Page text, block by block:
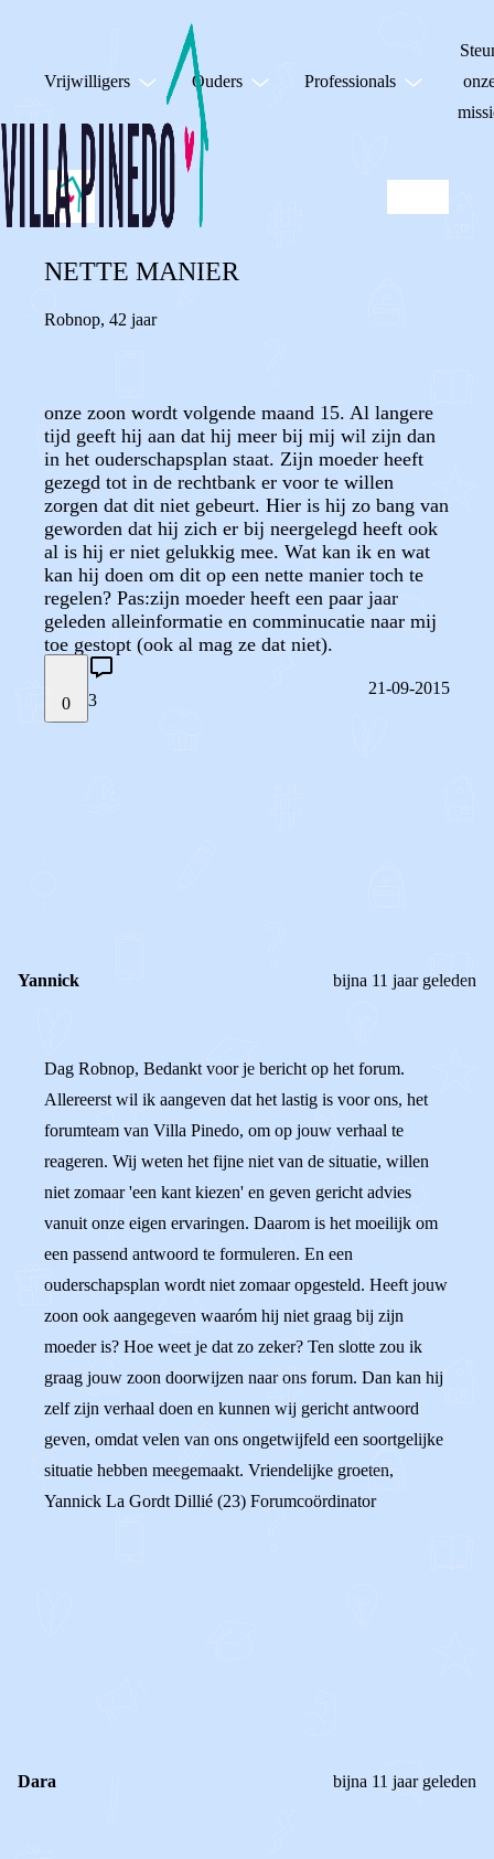
Vrijwilligers Ouders Professionals
NETTE MANIER
Robnop, 42 jaar
onze zoon wordt volgende maand 15. Al langere
tijd geeft hij aan dat hij meer bij mij wil zijn dan
in het ouderschapsplan staat. Zijn moeder heeft
gezegd tot in de rechtbank er voor te willen
zorgen dat dit niet gebeurt. Hier is hij zo bang van
geworden dat hij zich er bij neergelegd heeft ook
al is hij er niet gelukkig mee. Wat kan ik en wat
kan hij doen om dit op een nette manier toch te
regelen? Pas:zijn moeder heeft een paar jaar
geleden alleinformatie en comminucatie naar mij
toe gestopt (ook al mag ze dat niet).
0 3
21-09-2015
Yannick bijna 11 jaar geleden
Dag Robnop, Bedankt voor je bericht op het forum.
Allereerst wil ik aangeven dat het lastig is voor ons, het
forumteam van Villa Pinedo, om op jouw verhaal te
reageren. Wij weten het fijne niet van de situatie, willen
niet zomaar 'een kant kiezen' en geven gericht advies
vanuit onze eigen ervaringen. Daarom is het moeilijk om
een passend antwoord te formuleren. En een
ouderschapsplan wordt niet zomaar opgesteld. Heeft jouw
zoon ook aangegeven waaróm hij niet graag bij zijn
moeder is? Hoe weet je dat zo zeker? Ten slotte zou ik
graag jouw zoon doorwijzen naar ons forum. Dan kan hij
zelf zijn verhaal doen en kunnen wij gericht antwoord
geven, omdat velen van ons ongetwijfeld een soortgelijke
situatie hebben meegemaakt. Vriendelijke groeten,
Yannick La Gordt Dillié (23) Forumcoördinator
Dara bijna 11 jaar geleden